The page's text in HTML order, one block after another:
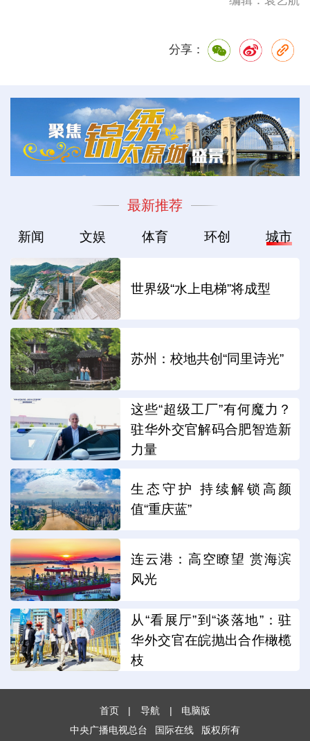
分享：
最新推荐
新闻 文娱 体育 环创 城市
世界级“水上电梯”将成型
苏州：校地共创“同里诗光”
这些“超级工厂”有何魔力？
驻华外交官解码合肥智造新
力量
生态守护 持续解锁高颜
值“重庆蓝”
连云港：高空瞭望 赏海滨
风光
从“看展厅”到“谈落地”：驻
华外交官在皖抛出合作橄榄
枝
首页 | 导航 |
电脑版
中央广播电视总台
国际在线 版权所有